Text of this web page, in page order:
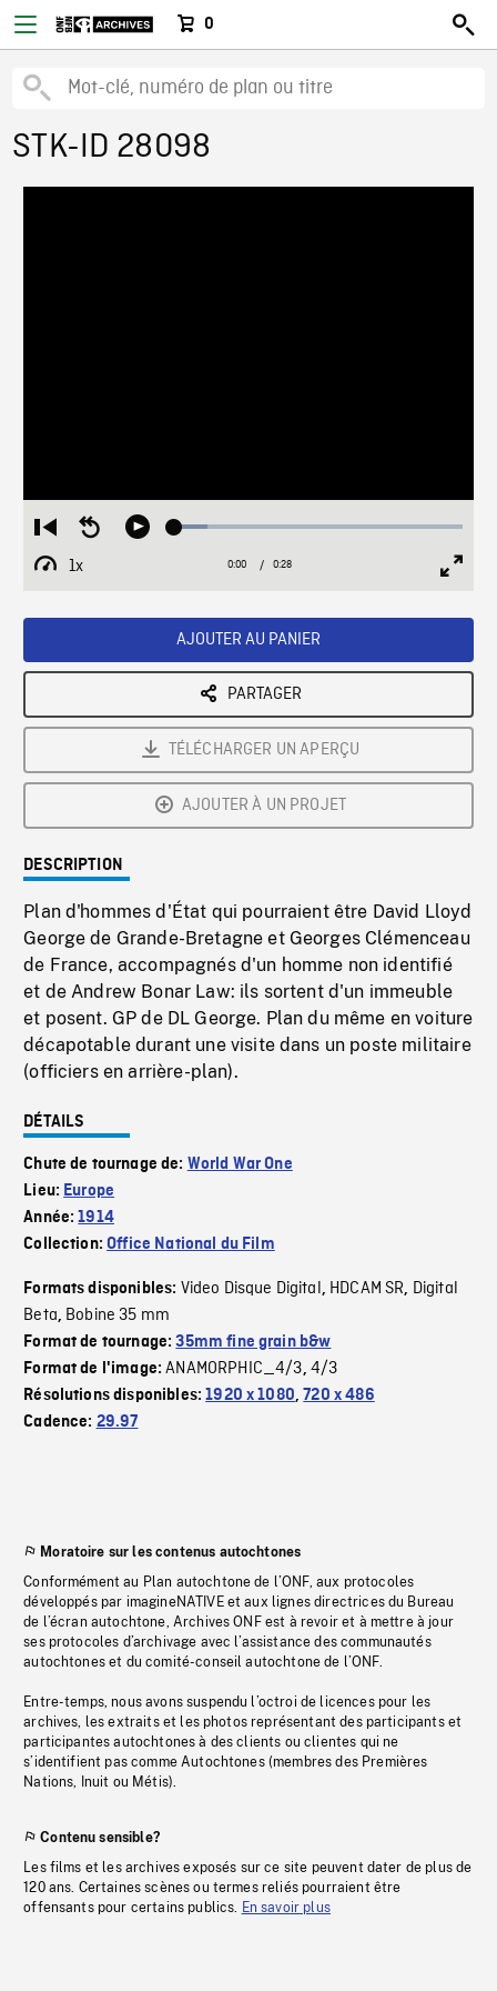
0
STK-ID 28098
Restart
from
beginning
Seek
Play Loaded:
1x
Playback
Current
0:00 / Duration
0:28
AJOUTER AU PANIER
PARTAGER
TÉLÉCHARGER UN APERÇU
AJOUTER À UN PROJET
DESCRIPTION
Plan d'hommes d'État qui pourraient être David Lloyd
George de Grande-Bretagne et Georges Clémenceau
de France, accompagnés d'un homme non identifié
et de Andrew Bonar Law: ils sortent d'un immeuble
et posent. GP de DL George. Plan du même en voiture
décapotable durant une visite dans un poste militaire
(officiers en arrière-plan).
DÉTAILS
Chute de tournage de: World War One
Lieu: Europe
Année:1914
Collection:Office National du Film
Formats disponibles: Video Disque Digital, HDCAM SR, Digital
Beta, Bobine 35 mm
Format de tournage:35mm fine grain b&w
Format de l'image:ANAMORPHIC_4/3, 4/3
Résolutions disponibles:1920 x 1080,720 x 486
Cadence: 29.97
Moratoire sur les contenus autochtones
Conformément au Plan autochtone de l’ONF, aux protocoles
développés par imagineNATIVE et aux lignes directrices du Bureau
de l’écran autochtone, Archives ONF est à revoir et à mettre à jour
ses protocoles d’archivage avec l’assistance des communautés
autochtones et du comité-conseil autochtone de l’ONF.
Entre-temps, nous avons suspendu l’octroi de licences pour les
archives, les extraits et les photos représentant des participants et
participantes autochtones à des clients ou clientes qui ne
s’identifient pas comme Autochtones (membres des Premières
Nations, Inuit ou Métis).
Contenu sensible?
Les films et les archives exposés sur ce site peuvent dater de plus de
120 ans. Certaines scènes ou termes reliés pourraient être
offensants pour certains publics. En savoir plus